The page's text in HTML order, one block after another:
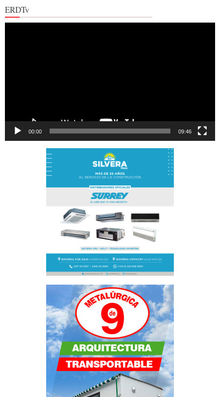
ERDTv
00:00 09:46